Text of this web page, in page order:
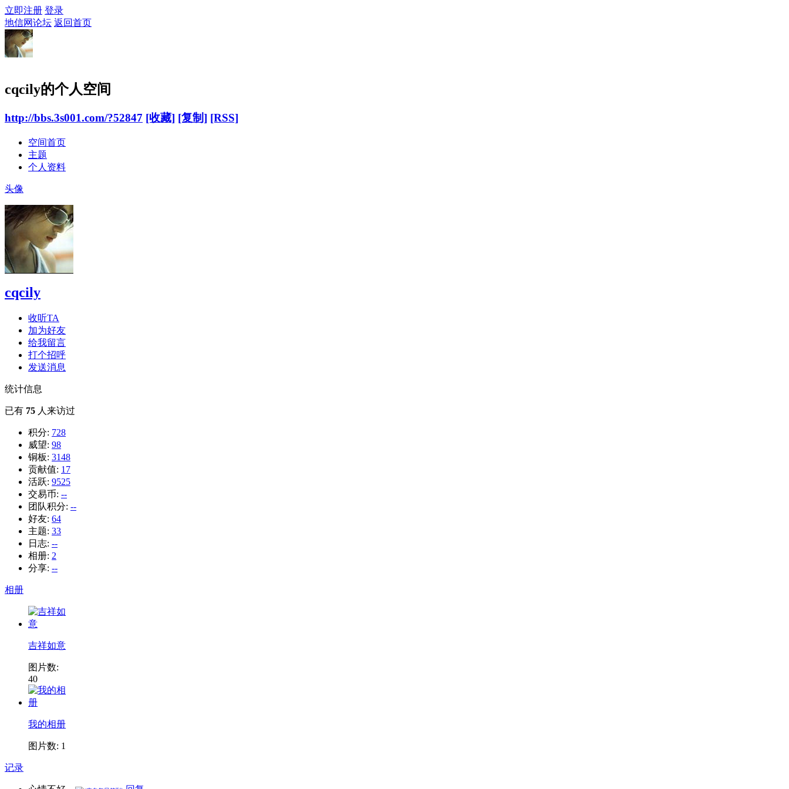
立即注册 登录
地信网论坛 返回首页
cqcily的个人空间
http://bbs.3s001.com/?52847 [收藏] [复制] [RSS]
空间首页
主题
个人资料
头像
cqcily
收听TA
加为好友
给我留言
打个招呼
发送消息
统计信息
已有 75 人来访过
积分: 728
威望: 98
铜板: 3148
贡献值: 17
活跃: 9525
交易币: --
团队积分: --
好友: 64
主题: 33
日志: --
相册: 2
分享: --
相册
吉祥如意
图片数:
40
我的相册
图片数: 1
记录